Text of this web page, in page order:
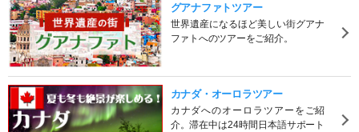
グアナファトツアー
世界遺産になるほど美しい街グアナ
ファトへのツアーをご紹介。
カナダ・オーロラツアー
カナダへのオーロラツアーをご紹
介。滞在中は24時間日本語サポート